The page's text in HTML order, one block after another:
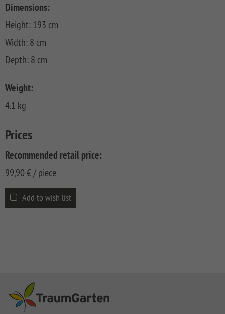
SYSTEM
WPC
PLATINUM
SYSTEM
WPC
SYSTEM
LICHT
SYSTEM
NEO
HOLZ
SYSTEM
ARZAGO
GADA
XL
&
Dimensions:
Height: 193 cm
Width: 8 cm
Depth: 8 cm
Weight:
4.1 kg
Prices
Recommended retail price:
99,90 €/ piece
Add to wish list